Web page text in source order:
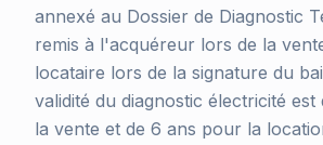
annexé au Dossier de Diagnostic
remis à l'acquéreur lors de la
locataire lors de la signature du
validité du diagnostic électricité
la vente et de 6 ans pour la